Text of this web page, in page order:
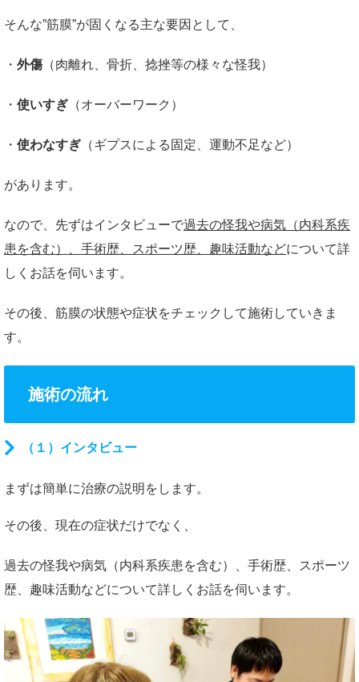
そんな”筋膜”が固くなる主な要因として、
・ 外傷 （肉離れ、骨折、捻挫等の様々な怪我）
・ 使いすぎ （オーバーワーク）
・ 使わなすぎ （ギプスによる固定、運動不足など）
があります。
なので、先ずはインタビューで過去の怪我や病気（内科系疾
患を含む）、手術歴、スポーツ歴、趣味活動などについて詳
しくお話を伺います。
その後、筋膜の状態や症状をチェックして施術していきま
す。
施術の流れ
（１）インタビュー
まずは簡単に治療の説明をします。
その後、現在の症状だけでなく、
過去の怪我や病気（内科系疾患を含む）、手術歴、スポーツ
歴、趣味活動などについて詳しくお話を伺います。